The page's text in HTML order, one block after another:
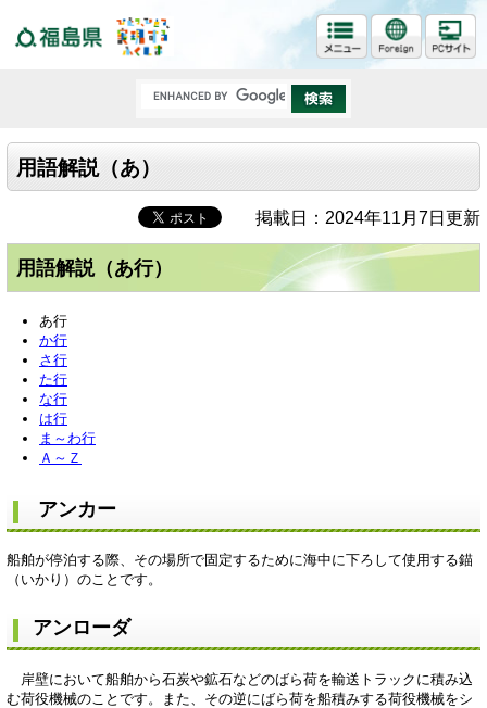
用語解説（あ）
掲載日：2024年11月7日更新
用語解説（あ行）
あ行
か行
さ行
た行
な行
は行
ま～わ行
Ａ～Ｚ
アンカー
船舶が停泊する際、その場所で固定するために海中に下ろして使用する錨
（いかり）のことです。
アンローダ
岸壁において船舶から石炭や鉱石などのばら荷を輸送トラックに積み込
む荷役機械のことです。また、その逆にばら荷を船積みする荷役機械をシ